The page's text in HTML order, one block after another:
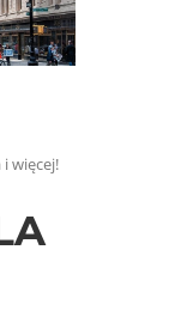
więcej!